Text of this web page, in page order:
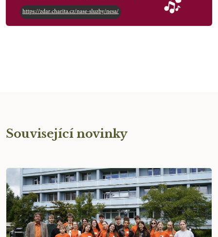
Související novinky